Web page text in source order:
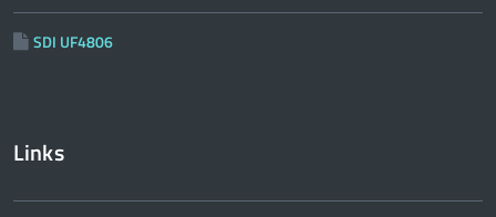
SDI UF4806
Links